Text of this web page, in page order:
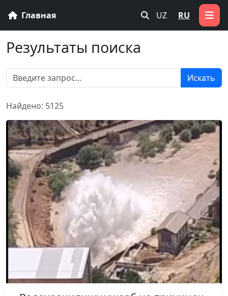
Главная UZ RU
Результаты поиска
Искать
Найдено: 5125